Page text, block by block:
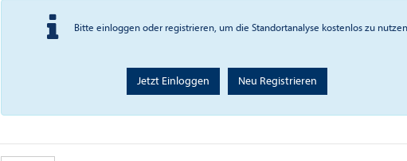
Bitte einloggen oder registrieren, um die Standortanalyse kostenlos zu nutzen
Jetzt Einloggen Neu Registrieren